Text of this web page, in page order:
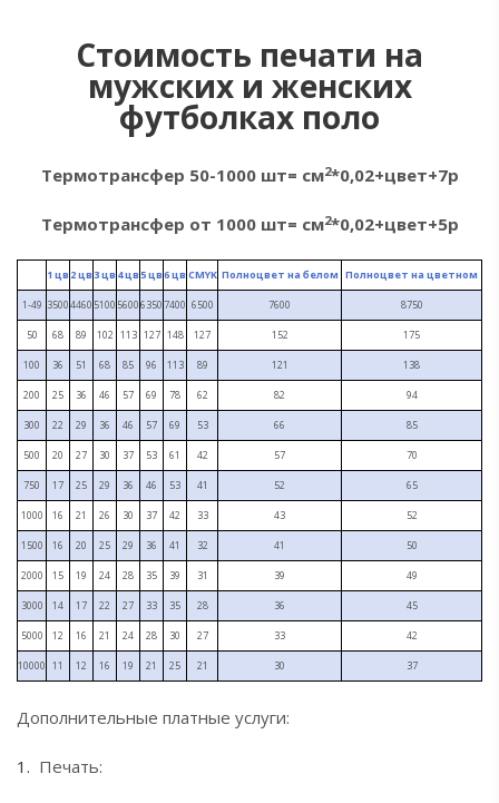
Стоимость печати на
мужских и женских
футболках поло
Термотрансфер 50-1000 шт= см2*0,02+цвет+7р
Термотрансфер от 1000 шт= см2*0,02+цвет+5р
1 цв2 цв3 цв4 цв5 цв6 цвCMYK Полноцвет на белом Полноцвет на цветном
1-49 35004460 5100 560063507400 6500 7600 8750
50 68 89 102 113 127 148 127 152 175
100 36 51 68 85 96 113 89 121 138
200 25 36 46 57 69 78 62 82 94
300 22 29 36 46 57 69 53 66 85
500 20 27 30 37 53 61 42 57 70
750 17 25 29 36 46 53 41 52 65
1000 16 21 26 30 37 42 33 43 52
1500 16 20 25 29 36 41 32 41 50
2000 15 19 24 28 35 39 31 39 49
3000 14 17 22 27 33 35 28 36 45
5000 12 16 21 24 28 30 27 33 42
10000 11 12 16 19 21 25 21 30 37
Дополнительные платные услуги:
Печать: